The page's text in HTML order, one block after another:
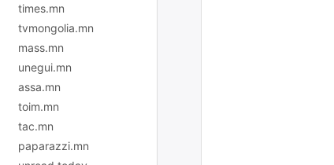
times.mn
tvmongolia.mn
mass.mn
unegui.mn
assa.mn
toim.mn
tac.mn
paparazzi.mn